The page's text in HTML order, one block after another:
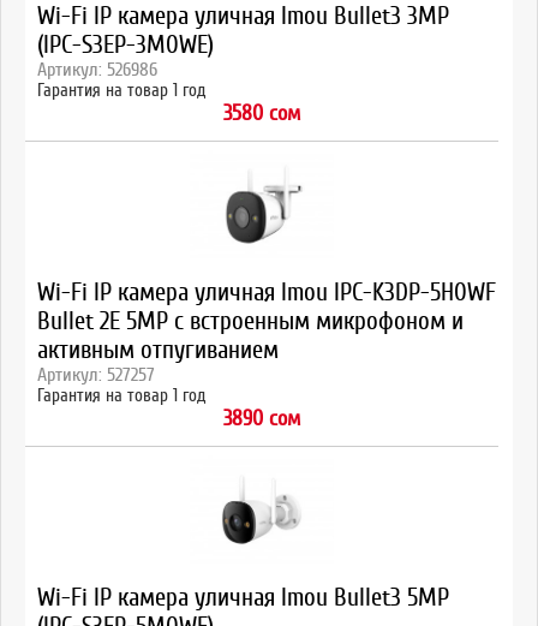
Wi-Fi IP камера уличная Imou Bullet3 3MP
(IPC-S3EP-3M0WE)
Артикул: 526986
Гарантия на товар 1 год
3580 сом
Wi-Fi IP камера уличная Imou IPC-K3DP-5H0WF
Bullet 2E 5MP с встроенным микрофоном и
активным отпугиванием
Артикул: 527257
Гарантия на товар 1 год
3890 сом
Wi-Fi IP камера уличная Imou Bullet3 5MP